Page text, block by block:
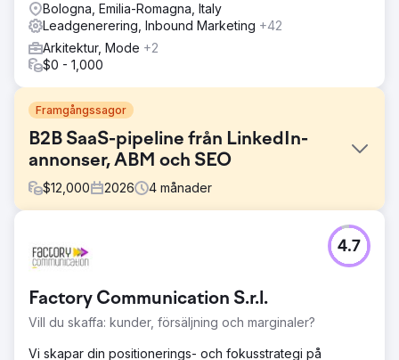
Bologna, Emilia-Romagna, Italy
Leadgenerering, Inbound Marketing +42
Arkitektur, Mode +2
$0 - 1,000
Framgångssagor
B2B SaaS-pipeline från LinkedIn-
annonser, ABM och SEO
$12,000 2026 4 månader
Ett B2B SaaS-företag inom arbetskraftsanalys hade
stoppat sin pipeline trots en stark produkt. Deras
köparintention, LinkedIn-annonser genererade klick men
inga demoer, och kontobaserad marknadsföring
saknades. Marknadsföringsbaserad pipeline bidrog med
under 12 % av de nya intäkterna, säljcyklerna var 90 till
Factory Communication S.r.l.
Vill du skaffa: kunder, försäljning och marginaler?
4.7
Vi skapar din positionerings- och fokusstrategi på